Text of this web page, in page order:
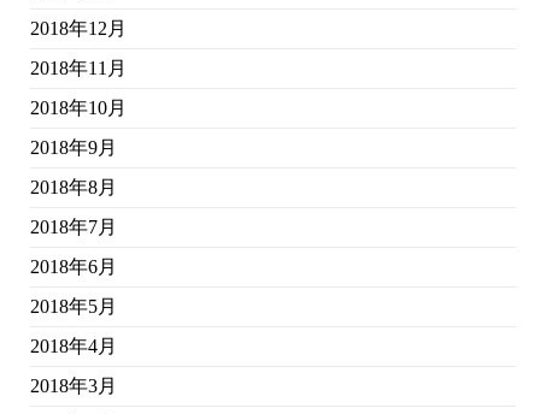
2018年12月
2018年11月
2018年10月
2018年9月
2018年8月
2018年7月
2018年6月
2018年5月
2018年4月
2018年3月